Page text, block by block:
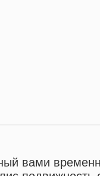
вами